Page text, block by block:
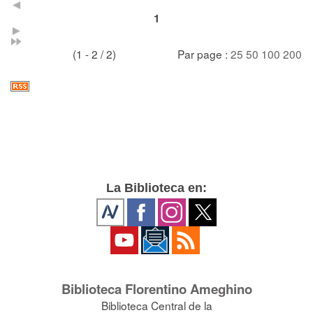
1
(1 - 2 / 2) Par page : 25 50 100 200
La Biblioteca en:
Biblioteca Florentino Ameghino
Biblioteca Central de la